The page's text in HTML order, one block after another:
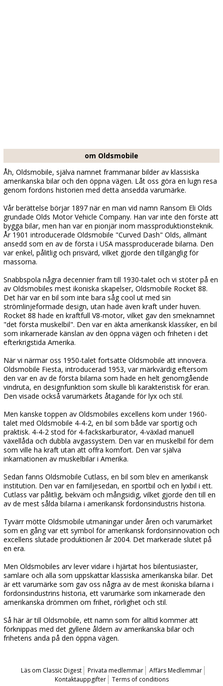
om Oldsmobile
Åh, Oldsmobile, själva namnet frammanar bilder av klassiska
amerikanska bilar och den öppna vägen. Låt oss göra en lugn resa
genom fordons historien med detta ansedda varumärke.
Vår berättelse börjar 1897 när en man vid namn Ransom Eli Olds
grundade Olds Motor Vehicle Company. Han var inte den förste att
bygga bilar, men han var en pionjär inom massproduktionsteknik.
År 1901 introducerade Oldsmobile "Curved Dash" Olds, allmänt
ansedd som en av de första i USA massproducerade bilarna. Den
var enkel, pålitlig och prisvärd, vilket gjorde den tillgänglig för
massorna.
Snabbspola några decennier fram till 1930-talet och vi stöter på en
av Oldsmobiles mest ikoniska skapelser, Oldsmobile Rocket 88.
Det här var en bil som inte bara såg cool ut med sin
strömlinjeformade design, utan hade även kraft under huven.
Rocket 88 hade en kraftfull V8-motor, vilket gav den smeknamnet
"det första muskelbil". Den var en äkta amerikansk klassiker, en bil
som inkarnerade känslan av den öppna vägen och friheten i det
efterkrigstida Amerika.
När vi närmar oss 1950-talet fortsatte Oldsmobile att innovera.
Oldsmobile Fiesta, introducerad 1953, var märkvärdig eftersom
den var en av de första bilarna som hade en helt genomgående
vindruta, en designfunktion som skulle bli karakteristisk för eran.
Den visade också varumärkets åtagande för lyx och stil.
Men kanske toppen av Oldsmobiles excellens kom under 1960-
talet med Oldsmobile 4-4-2, en bil som både var sportig och
praktisk. 4-4-2 stod för 4-fackskarburator, 4-växlad manuell
växellåda och dubbla avgassystem. Den var en muskelbil för dem
som ville ha kraft utan att offra komfort. Den var själva
inkarnationen av muskelbilar i Amerika.
Sedan fanns Oldsmobile Cutlass, en bil som blev en amerikansk
institution. Den var en familjesedan, en sportbil och en lyxbil i ett.
Cutlass var pålitlig, bekväm och mångsidig, vilket gjorde den till en
av de mest sålda bilarna i amerikansk fordonsindustris historia.
Tyvärr mötte Oldsmobile utmaningar under åren och varumärket
som en gång var ett symbol för amerikansk fordonsinnovation och
excellens slutade produktionen år 2004. Det markerade slutet på
en era.
Men Oldsmobiles arv lever vidare i hjärtat hos bilentusiaster,
samlare och alla som uppskattar klassiska amerikanska bilar. Det
är ett varumärke som gav oss några av de mest ikoniska bilarna i
fordonsindustrins historia, ett varumärke som inkarnerade den
amerikanska drömmen om frihet, rörlighet och stil.
Så här är till Oldsmobile, ett namn som för alltid kommer att
förknippas med det gyllene åldern av amerikanska bilar och
frihetens anda på den öppna vägen.
Läs om Classic Digest Privata medlemmar
Affärs Medlemmar
Kontaktauppgifter
Terms of conditions